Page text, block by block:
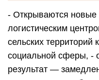
- Открываются новые
логистическим
сельских
социальной сферы, -
результат —